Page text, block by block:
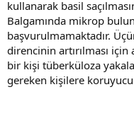
kullanarak basil
Balgamında mikrop
başvurulmamaktadır.
direncinin artırılması için
bir kişi tüberküloza
gereken kişilere